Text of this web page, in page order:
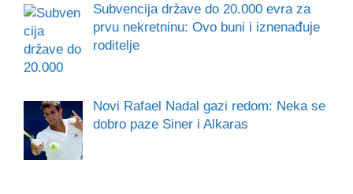
Subvencija države do 20.000 evra za
prvu nekretninu: Ovo buni i iznenađuje
roditelje
Novi Rafael Nadal gazi redom: Neka se
dobro paze Siner i Alkaras